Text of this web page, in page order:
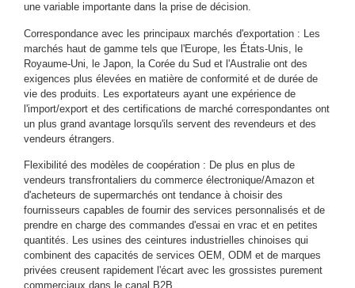
une variable importante dans la prise de décision.
Correspondance avec les principaux marchés d'exportation : Les
marchés haut de gamme tels que l'Europe, les États-Unis, le
Royaume-Uni, le Japon, la Corée du Sud et l'Australie ont des
exigences plus élevées en matière de conformité et de durée de
vie des produits. Les exportateurs ayant une expérience de
l'import/export et des certifications de marché correspondantes ont
un plus grand avantage lorsqu'ils servent des revendeurs et des
vendeurs étrangers.
Flexibilité des modèles de coopération : De plus en plus de
vendeurs transfrontaliers du commerce électronique/Amazon et
d'acheteurs de supermarchés ont tendance à choisir des
fournisseurs capables de fournir des services personnalisés et de
prendre en charge des commandes d'essai en vrac et en petites
quantités. Les usines des ceintures industrielles chinoises qui
combinent des capacités de services OEM, ODM et de marques
privées creusent rapidement l'écart avec les grossistes purement
commerciaux dans le canal B2B.